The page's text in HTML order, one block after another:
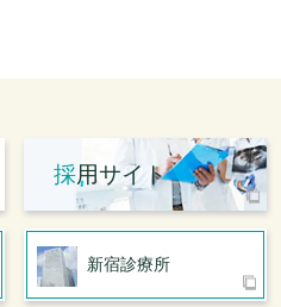
採用サイト
新宿診療所